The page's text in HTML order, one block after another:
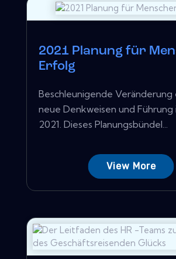
2021 Planung für
Erfolg
Beschleunigende
neue Denkweisen und Führung
2021. Dieses Planungsbündel...
View More